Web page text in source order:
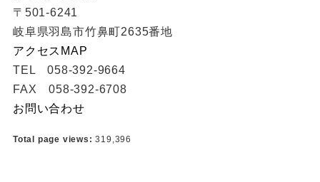
〒501-6241
岐阜県羽島市竹鼻町2635番地
アクセスMAP
TEL 058-392-9664
FAX 058-392-6708
お問い合わせ
Total page views:319,396